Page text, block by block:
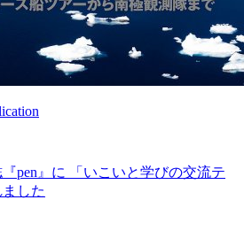
pen』に 「いこいと学びの交流テ
した